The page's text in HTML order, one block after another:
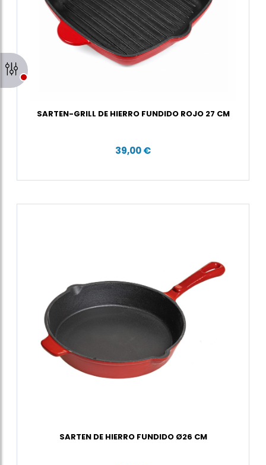
SARTEN-GRILL DE HIERRO FUNDIDO ROJO 27 CM
39,00 €
SARTEN DE HIERRO FUNDIDO Ø26 CM